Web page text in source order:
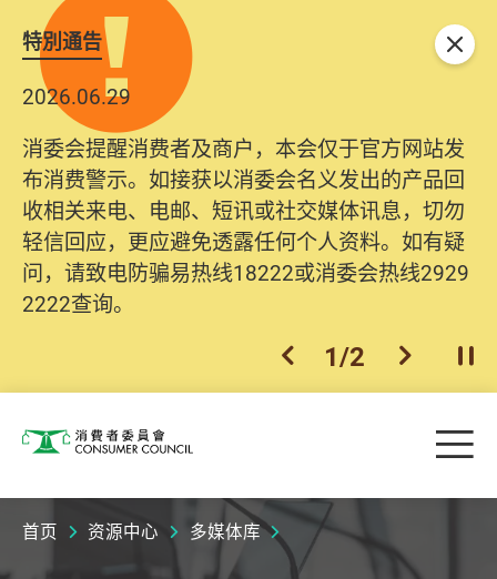
特別通告
2026.06.29
消委会提醒消费者及商户，本会仅于官方网站发
布消费警示。如接获以消委会名义发出的产品回
收相关来电、电邮、短讯或社交媒体讯息，切勿
轻信回应，更应避免透露任何个人资料。如有疑
问，请致电防骗易热线18222或消委会热线2929
2222查询。
上一个
1/2 下一个开
关闭
消费者委员会 目
首页 资源中心 多媒体库